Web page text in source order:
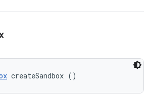
createSandbox ()